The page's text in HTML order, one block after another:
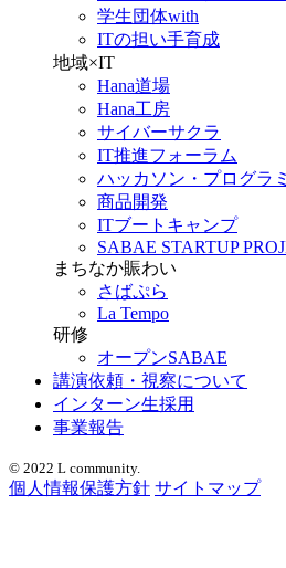
学生団体with
ITの担い手育成
地域×IT
Hana道場
Hana工房
サイバーサクラ
IT推進フォーラム
ハッカソン・プログラ
商品開発
ITブートキャンプ
SABAE STARTUP
まちなか賑わい
さばぷら
La Tempo
研修
オープンSABAE
講演依頼・視察について
インターン生採用
事業報告
© 2022 L community.
個人情報保護方針 サイトマップ